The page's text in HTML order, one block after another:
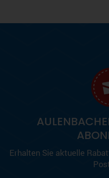
Erhalten Sie aktuelle